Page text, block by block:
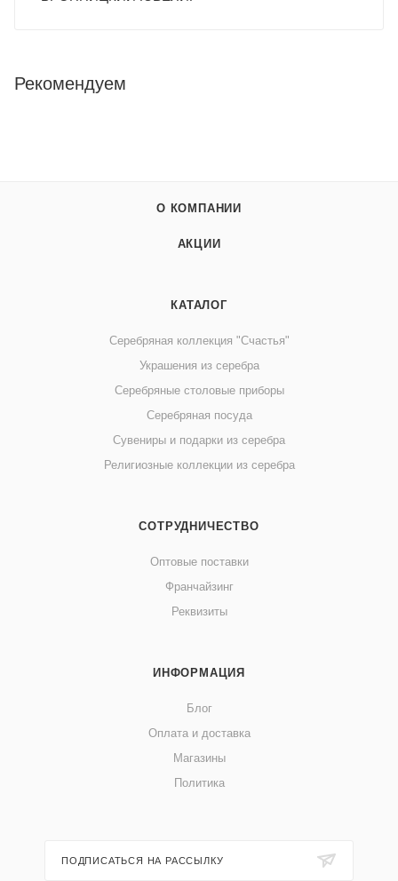
Рекомендуем
О КОМПАНИИ
АКЦИИ
КАТАЛОГ
Серебряная коллекция "Счастья"
Украшения из серебра
Серебряные столовые приборы
Серебряная посуда
Сувениры и подарки из серебра
Религиозные коллекции из серебра
СОТРУДНИЧЕСТВО
Оптовые поставки
Франчайзинг
Реквизиты
ИНФОРМАЦИЯ
Блог
Оплата и доставка
Магазины
Политика
ПОДПИСАТЬСЯ НА РАССЫЛКУ